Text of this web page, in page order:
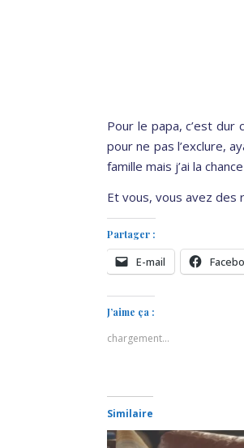
Pour le papa, c’est
pour ne pas l’exclure,
famille mais j’ai la
Et vous, vous avez des
Partager :
E-mail
J’aime ça :
chargement…
Similaire